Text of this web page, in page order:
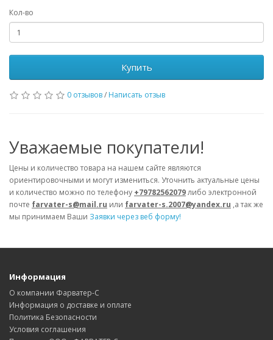
Кол-во
Купить
0 отзывов/ Написать отзыв
Уважаемые покупатели!
Цены и количество товара на нашем сайте являются
ориентировочными и могут измениться. Уточнить актуальные цены
и количество можно по телефону +79782562079либо электронной
почте farvater-s@mail.ru или farvater-s.2007@yandex.ru ,а так же
мы принимаем Ваши Заявки через веб форму!
Информация
О компании Фарватер-С
Информация о доставке и оплате
Политика Безопасности
Условия соглашения